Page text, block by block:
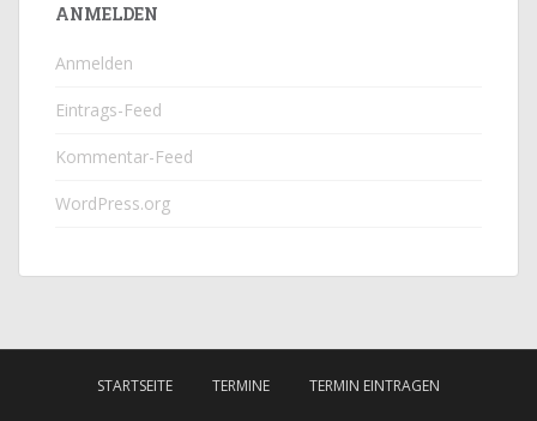
ANMELDEN
Anmelden
Eintrags-Feed
Kommentar-Feed
WordPress.org
STARTSEITE TERMINE TERMIN EINTRAGEN